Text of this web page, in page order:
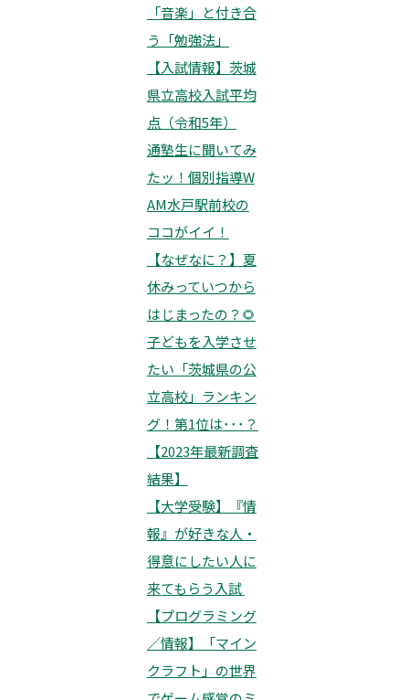
「音楽」と付き合
う「勉強法」
【入試情報】茨城
県立高校入試平均
点（令和5年）
通塾生に聞いてみ
たッ！個別指導W
AM水戸駅前校の
ココがイイ！
【なぜなに？】夏
休みっていつから
はじまったの？🌻
子どもを入学させ
たい「茨城県の公
立高校」ランキン
グ！第1位は･･･？
【2023年最新調査
結果】
【大学受験】『情
報』が好きな人・
得意にしたい人に
来てもらう入試
【プログラミング
／情報】「マイン
クラフト」の世界